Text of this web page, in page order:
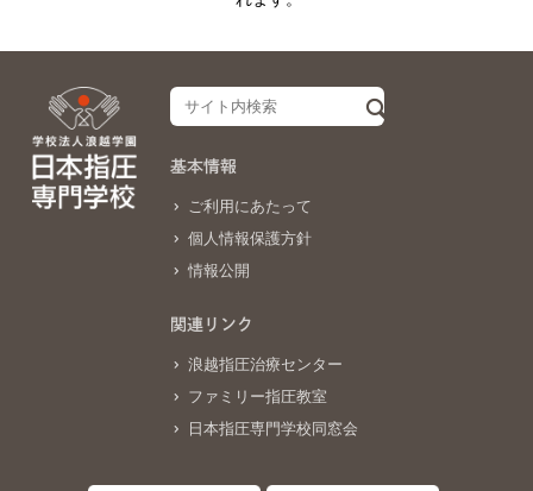
基本情報
ご利用にあたって
個人情報保護方針
情報公開
関連リンク
浪越指圧治療センター
ファミリー指圧教室
日本指圧専門学校同窓会